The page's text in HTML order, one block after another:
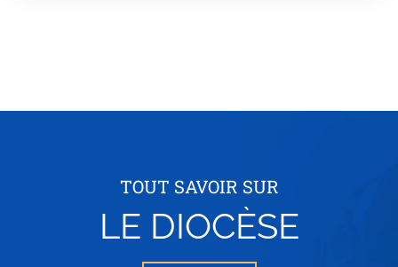
TOUT SAVOIR SUR
LE DIOCÈSE